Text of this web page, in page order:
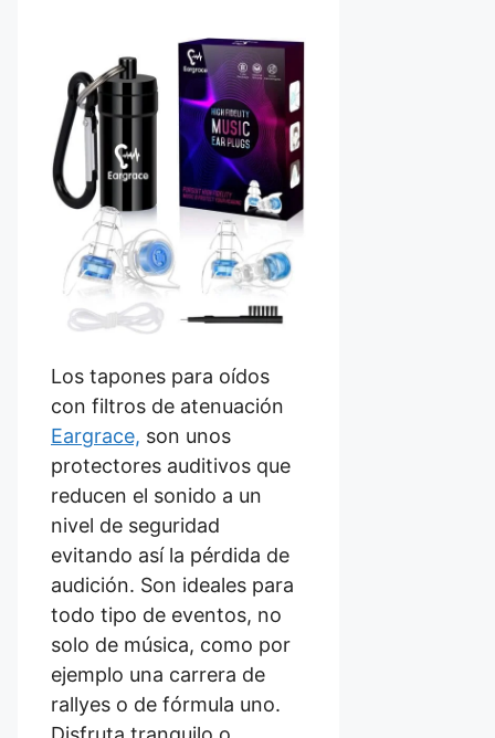
Los tapones para oídos
con filtros de atenuación
Eargrace, son unos
protectores auditivos que
reducen el sonido a un
nivel de seguridad
evitando así la pérdida de
audición. Son ideales para
todo tipo de eventos, no
solo de música, como por
ejemplo una carrera de
rallyes o de fórmula uno.